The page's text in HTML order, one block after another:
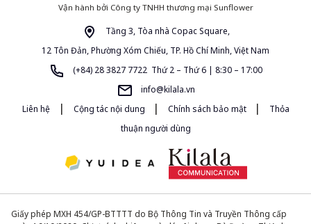
Vận hành bởi Công ty TNHH thương mại Sunflower
Tầng 3, Tòa nhà Copac Square,
12 Tôn Đản, Phường Xóm Chiếu, TP. Hồ Chí Minh, Việt Nam
(+84) 28 3827 7722 Thứ 2 – Thứ 6 | 8:30 – 17:00
info@kilala.vn
Liên hệ
| Cộng tác nội dung | Chính sách bảo mật |
Thỏa
thuận người dùng
Giấy phép MXH 454/GP-BTTTT do Bộ Thông Tin và Truyền Thông cấp